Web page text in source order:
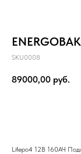
SKU0008
89000,00 руб.
Lifepo4 12В 160АЧ